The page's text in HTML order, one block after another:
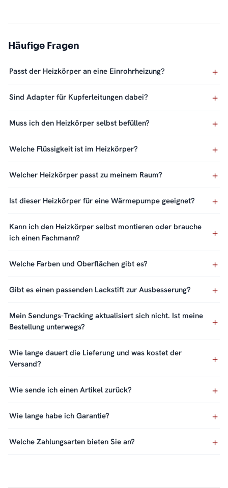
Häufige Fragen
Passt der Heizkörper an eine Einrohrheizung?
Sind Adapter für Kupferleitungen dabei?
Muss ich den Heizkörper selbst befüllen?
Welche Flüssigkeit ist im Heizkörper?
Welcher Heizkörper passt zu meinem Raum?
Ist dieser Heizkörper für eine Wärmepumpe geeignet?
Kann ich den Heizkörper selbst montieren oder brauche
ich einen Fachmann?
Welche Farben und Oberflächen gibt es?
Gibt es einen passenden Lackstift zur Ausbesserung?
Mein Sendungs-Tracking aktualisiert sich nicht. Ist meine
Bestellung unterwegs?
Wie lange dauert die Lieferung und was kostet der
Versand?
Wie sende ich einen Artikel zurück?
Wie lange habe ich Garantie?
Welche Zahlungsarten bieten Sie an?